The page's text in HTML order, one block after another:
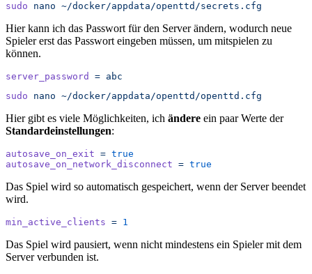
sudo nano ~/docker/appdata/openttd/secrets.cfg
Hier kann ich das Passwort für den Server ändern, wodurch neue
Spieler erst das Passwort eingeben müssen, um mitspielen zu
können.
server_password = abc
sudo nano ~/docker/appdata/openttd/openttd.cfg
Hier gibt es viele Möglichkeiten, ich ändere ein paar Werte der
Standardeinstellungen:
autosave_on_exit = true
autosave_on_network_disconnect = true
Das Spiel wird so automatisch gespeichert, wenn der Server beendet
wird.
min_active_clients = 1
Das Spiel wird pausiert, wenn nicht mindestens ein Spieler mit dem
Server verbunden ist.